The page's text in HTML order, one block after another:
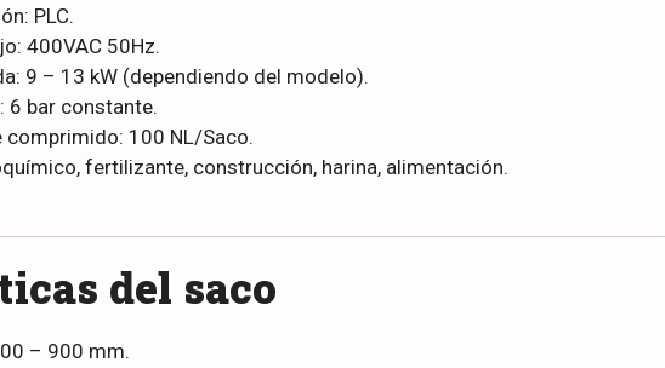
PLC.
400VAC 50Hz.
9 – 13 kW (dependiendo del modelo).
6 bar constante.
comprimido: 100 NL/Saco.
fertilizante, construcción, harina, alimentación.
del saco
– 900 mm.